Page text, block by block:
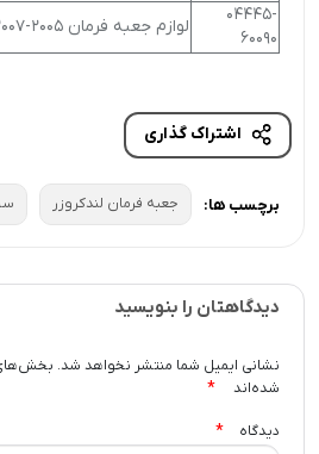
04445-
60090
لوازم جعبه فرمان 2005-2007
اشتراک گذاری
برچسب ها: جعبه فرمان لندکروزر
دیدگاهتان را بنویسید
نشانی ایمیل شما منتشر نخواهد شد. بخش‌های
شده‌اند
*
دیدگاه *